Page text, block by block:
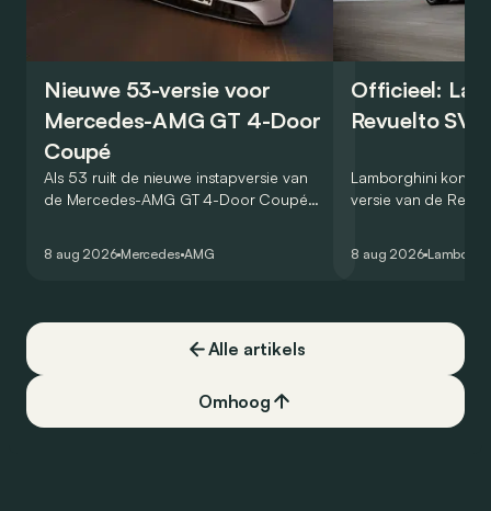
Nieuwe 53-versie voor
Mercedes-AMG GT 4-Door
Coupé
Als 53 ruilt de nieuwe instapversie van
de Mercedes-AMG GT 4-Door Coupé
8 aug 2026 Mercedes AMG
Officieel:
Revuelto SV
Lamborghini
versie van de
een record voor
8 aug 2026
Alle artikels
Omhoog